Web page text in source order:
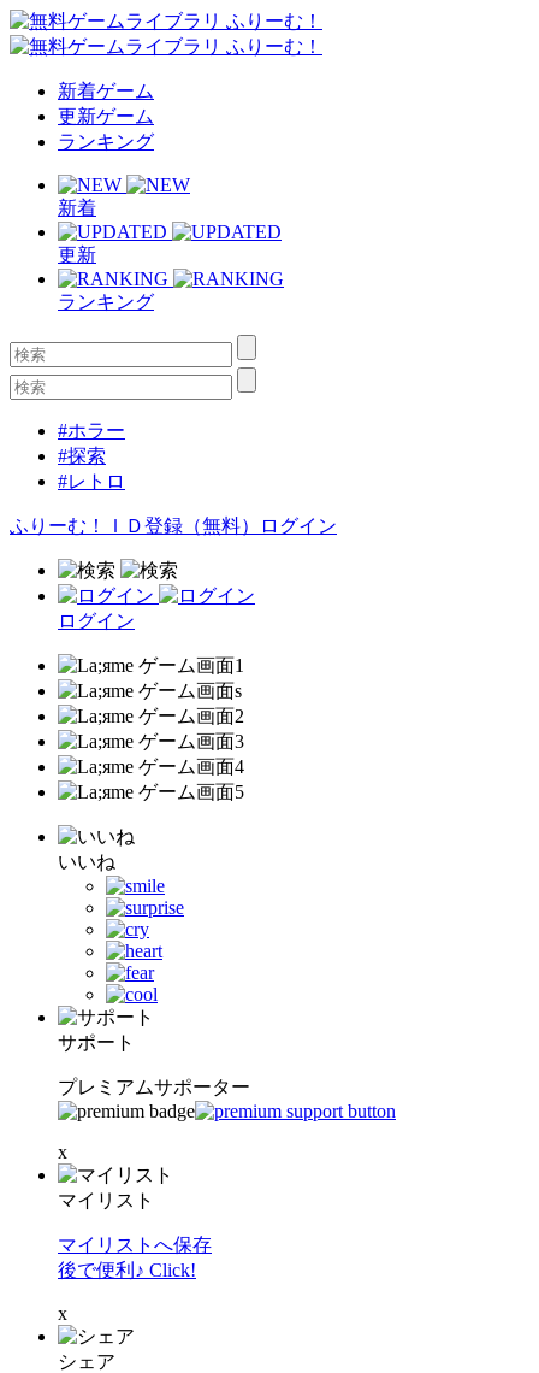
新着ゲーム
更新ゲーム
ランキング
新着
更新
ランキング
#ホラー
#探索
#レトロ
ふりーむ！ＩＤ登録（無料） ログイン
ログイン
いいね
サポート
プレミアムサポーター
x
マイリスト
マイリストへ保存
後で便利♪ Click!
x
シェア